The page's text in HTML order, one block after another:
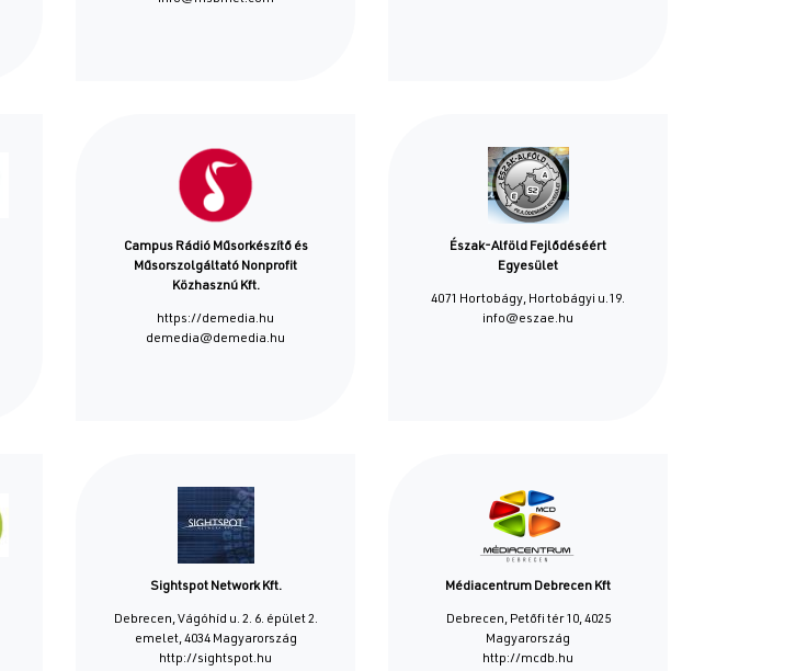
Campus Rádió Műsorkészítő és
Műsorszolgáltató Nonprofit
Közhasznú Kft.
https://demedia.hu
demedia@demedia.hu
Észak-Alföld Fejlődéséért
Egyesület
4071 Hortobágy, Hortobágyi u.19.
info@eszae.hu
Sightspot Network Kft.
Debrecen, Vágóhíd u. 2. 6. épület 2.
emelet, 4034 Magyarország
http://sightspot.hu
Médiacentrum Debrecen Kft
Debrecen, Petőfi tér 10, 4025
Magyarország
http://mcdb.hu